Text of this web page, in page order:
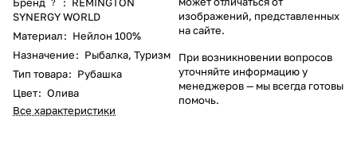
SYNERGY WORLD
Материал: Нейлон 100%
Назначение: Рыбалка, Туризм
Тип товара: Рубашка
Цвет: Олива
Все характеристики
изображений, представленных
на сайте.
При возникновении вопросов
уточняйте информацию у
менеджеров— мы всегда готовы
помочь.